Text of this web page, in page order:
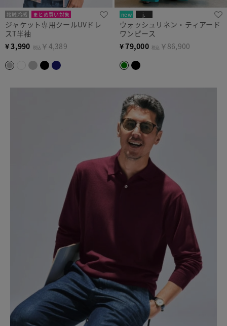
接触冷感 まとめ買い対象
ジャケット専用クールUVドレ
スT半袖
¥3,990 税込 ￥4,389
new j.
ウォッシュリネン・ティアード
ワンピース
¥79,000 税込 ￥86,900